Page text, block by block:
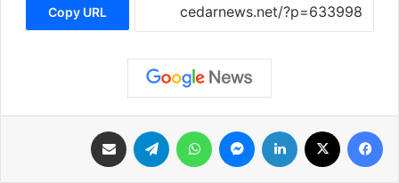
Copy URL
فيسبوك لينكدإن ماسنجر واتساب تيلقرام